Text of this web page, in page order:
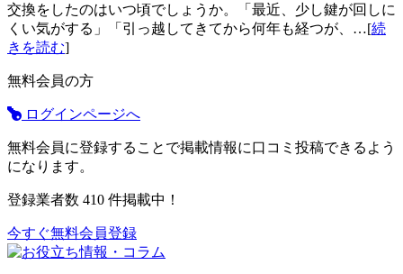
交換をしたのはいつ頃でしょうか。「最近、少し鍵が回しに
くい気がする」「引っ越してきてから何年も経つが、…[続
きを読む]
無料会員の方
ログインページへ
無料会員に登録することで掲載情報に口コミ投稿できるよう
になります。
登録業者数 410 件掲載中！
今すぐ無料会員登録